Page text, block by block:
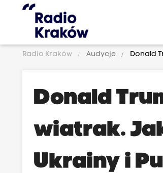
Radio Kraków Audycje Donald
Donald
wiatrak.
Ukrainy i